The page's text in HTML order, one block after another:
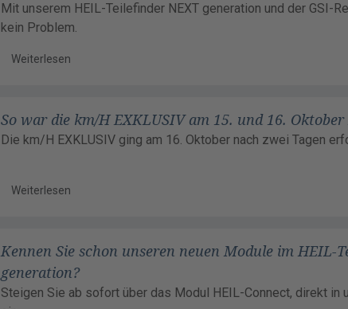
Mit unserem HEIL-Teilefinder NEXT generation und der GSI-
kein Problem.
Weiterlesen
So war die km/H EXKLUSIV am 15. und 16. Oktober
Die km/H EXKLUSIV ging am 16. Oktober nach zwei Tagen
Weiterlesen
Kennen Sie schon unseren neuen Module im HEIL-
generation?
Steigen Sie ab sofort über das Modul HEIL-Connect, direkt